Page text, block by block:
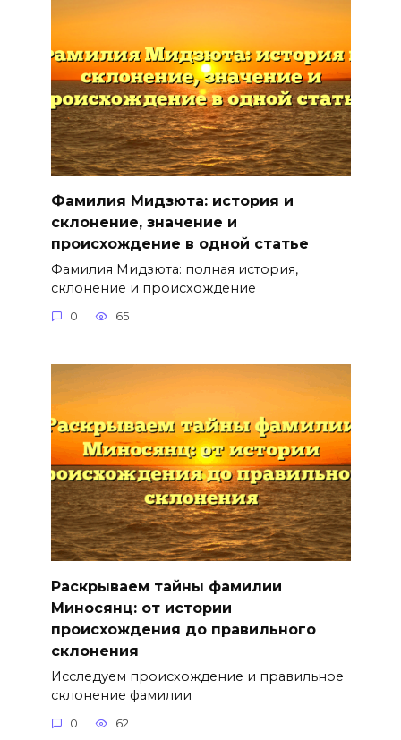
Фамилия Мидзюта: история и
склонение, значение и
происхождение в одной статье
Фамилия Мидзюта: полная история,
склонение и происхождение
0 65
Раскрываем тайны фамилии
Миносянц: от истории
происхождения до правильного
склонения
Исследуем происхождение и правильное
склонение фамилии
0 62